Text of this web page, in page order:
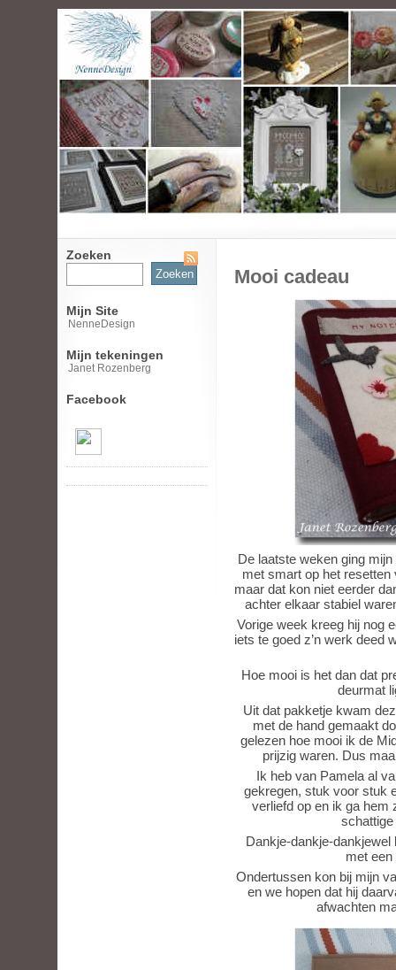
Zoeken
Zoeken
naar:
Mijn Site
NenneDesign
Mijn tekeningen
Janet Rozenberg
Facebook
Mooi cadeau
De laatste weken ging
met smart op het
maar dat kon niet eerder
achter elkaar stabiel
Vorige week kreeg hij nog
iets te goed z’n werk deed
Hoe mooi is het dan dat
deurmat
Uit dat pakketje kwam
met de hand gemaakt
gelezen hoe mooi ik de
prijzig waren. Dus
Ik heb van Pamela al
gekregen, stuk voor stuk
verliefd op en ik ga hem
Dankje-dankje-
met
Ondertussen kon bij mijn
en we hopen dat hij
afwachten